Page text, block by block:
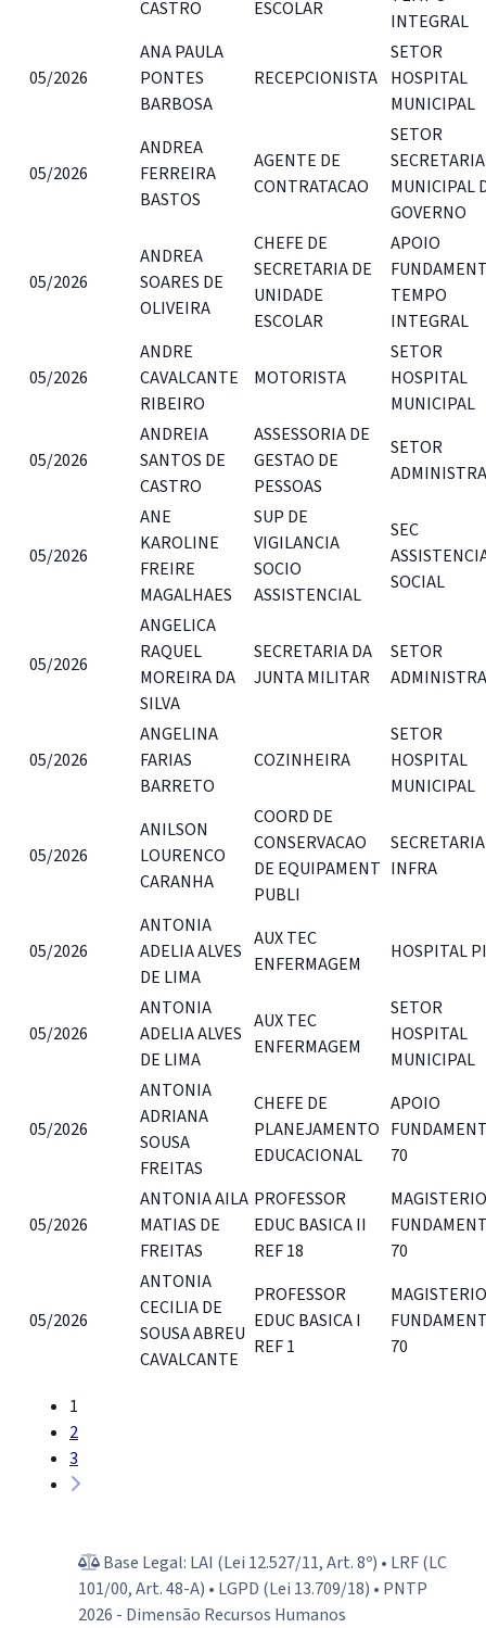
CASTRO ESCOLAR
INTEGRAL
05/2026
ANA PAULA
PONTES
BARBOSA
RECEPCIONISTA
SETOR
HOSPITAL
MUNICIPAL
05/2026
ANDREA
FERREIRA
BASTOS
AGENTE DE
CONTRATACAO
SETOR
SECRETARIA
MUNICIPAL
GOVERNO
05/2026
ANDREA
SOARES DE
OLIVEIRA
CHEFE DE
SECRETARIA DE
UNIDADE
ESCOLAR
APOIO
TEMPO
INTEGRAL
05/2026
ANDRE
CAVALCANTE
RIBEIRO
MOTORISTA
SETOR
HOSPITAL
MUNICIPAL
05/2026
ANDREIA
SANTOS DE
CASTRO
ASSESSORIA DE
GESTAO DE
PESSOAS
SETOR
05/2026
ANE
KAROLINE
FREIRE
MAGALHAES
SUP DE
VIGILANCIA
SOCIO
ASSISTENCIAL
SEC
SOCIAL
05/2026
ANGELICA
RAQUEL
MOREIRA DA
SILVA
SECRETARIA DA
JUNTA MILITAR
SETOR
05/2026
ANGELINA
FARIAS
BARRETO
COZINHEIRA
SETOR
HOSPITAL
MUNICIPAL
05/2026
ANILSON
LOURENCO
CARANHA
COORD DE
CONSERVACAO
DE EQUIPAMENT
PUBLI
INFRA
05/2026
ANTONIA
ADELIA ALVES
DE LIMA
AUX TEC
ENFERMAGEM
HOSPITAL
05/2026
ANTONIA
ADELIA ALVES
DE LIMA
AUX TEC
ENFERMAGEM
SETOR
HOSPITAL
MUNICIPAL
05/2026
ANTONIA
ADRIANA
SOUSA
FREITAS
CHEFE DE
PLANEJAMENTO
EDUCACIONAL
APOIO
70
05/2026
ANTONIA AILA
MATIAS DE
FREITAS
PROFESSOR
EDUC BASICA II
REF 18
MAGISTERIO
70
05/2026
ANTONIA
CECILIA DE
SOUSA ABREU
CAVALCANTE
PROFESSOR
EDUC BASICA I
REF 1
MAGISTERIO
70
1
2
3
Base Legal: LAI (Lei 12.527/11, Art. 8º) • LRF (LC
101/00, Art. 48-A) • LGPD (Lei 13.709/18) • PNTP
2026 - Dimensão Recursos Humanos